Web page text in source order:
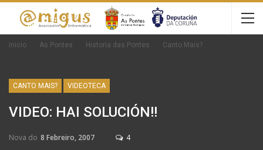
Inicio As Pontes Historia das Pontes Canto Mais?
CANTO MAIS? VIDEOTECA
VIDEO: HAI SOLUCIÓN!!
Nova do 8 Febreiro, 2007 4